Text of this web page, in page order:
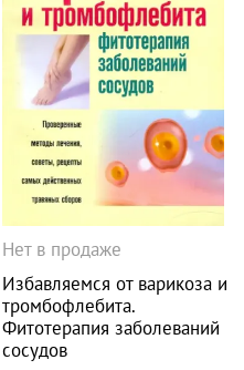
Нет в продаже
Избавляемся от варикоза и
тромбофлебита.
Фитотерапия заболеваний
сосудов